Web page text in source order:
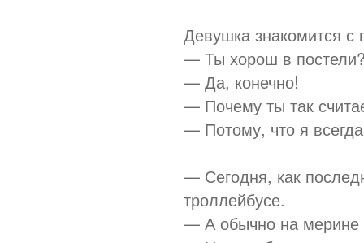
Девушка знакомится с
— Ты хорош в
— Да, конечно!
— Почему ты так
— Потому, что я
— Сегодня, как
троллейбусе.
— А обычно на мерине